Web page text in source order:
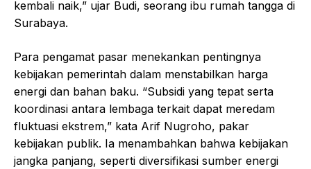
kembali naik,” ujar Budi, seorang ibu rumah tangga di
Surabaya.
Para pengamat pasar menekankan pentingnya
kebijakan pemerintah dalam menstabilkan harga
energi dan bahan baku. “Subsidi yang tepat serta
koordinasi antara lembaga terkait dapat meredam
fluktuasi ekstrem,” kata Arif Nugroho, pakar
kebijakan publik. Ia menambahkan bahwa kebijakan
jangka panjang, seperti diversifikasi sumber energi